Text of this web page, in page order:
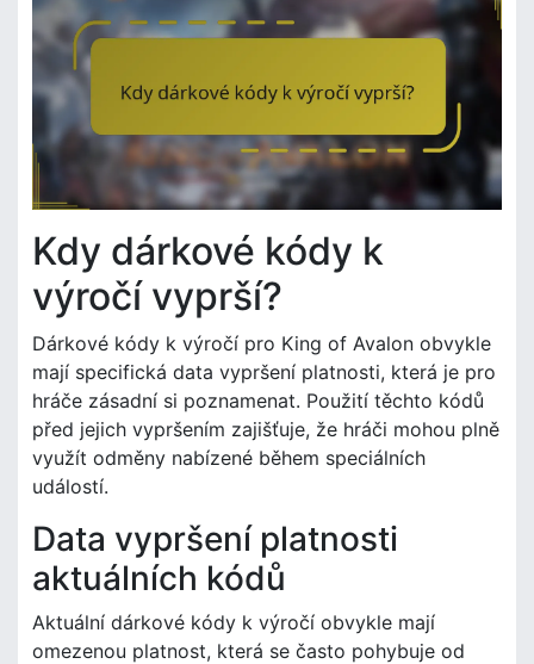
Kdy dárkové kódy k
výročí vyprší?
Dárkové kódy k výročí pro King of Avalon obvykle
mají specifická data vypršení platnosti, která je pro
hráče zásadní si poznamenat. Použití těchto kódů
před jejich vypršením zajišťuje, že hráči mohou plně
využít odměny nabízené během speciálních
událostí.
Data vypršení platnosti
aktuálních kódů
Aktuální dárkové kódy k výročí obvykle mají
omezenou platnost, která se často pohybuje od